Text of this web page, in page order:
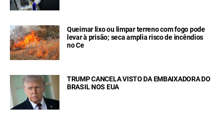
Queimar lixo ou limpar terreno com fogo pode
levar à prisão; seca amplia risco de incêndios
no Ce
TRUMP CANCELA VISTO DA EMBAIXADORA DO
BRASIL NOS EUA